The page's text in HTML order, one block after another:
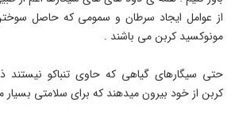
از عوامل ایجاد سرطان و سمومی که حاصل
مونوکسید کربن می باشند .
حتی سیگارهای گیاهی که حاوی تنباکو نیستند
کربن از خود بیرون میدهند که برای سلامتی